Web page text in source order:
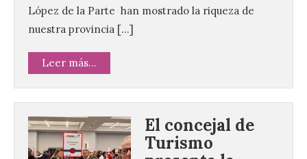
López de la Parte han mostrado la riqueza de
nuestra provincia […]
Leer más...
El concejal de
Turismo